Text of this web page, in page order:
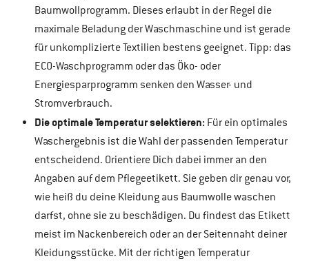
Baumwollprogramm. Dieses erlaubt in der Regel die
maximale Beladung der Waschmaschine und ist gerade
für unkomplizierte Textilien bestens geeignet. Tipp: das
ECO-Waschprogramm oder das Öko- oder
Energiesparprogramm senken den Wasser- und
Stromverbrauch.
Die optimale Temperatur selektieren: Für ein optimales
Waschergebnis ist die Wahl der passenden Temperatur
entscheidend. Orientiere Dich dabei immer an den
Angaben auf dem Pflegeetikett. Sie geben dir genau vor,
wie heiß du deine Kleidung aus Baumwolle waschen
darfst, ohne sie zu beschädigen. Du findest das Etikett
meist im Nackenbereich oder an der Seitennaht deiner
Kleidungsstücke. Mit der richtigen Temperatur